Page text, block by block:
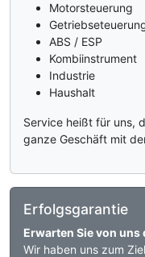
Motorsteuerung
ABS / ESP
Kombiinstrument
Industrie
Haushalt
Service heißt für uns,
ganze Geschäft mit
Erfolgsgarantie
Erwarten Sie von
Wir haben uns zum